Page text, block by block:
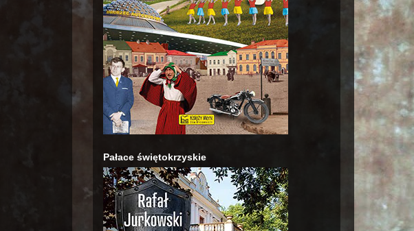
Pałace świętokrzyskie